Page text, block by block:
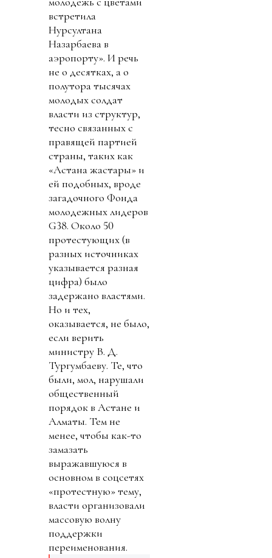
встретила
Нурсултана
Назарбаева в
аэропорту». И речь
не о десятках, а о
полутора тысячах
молодых солдат
власти из структур,
тесно связанных с
правящей партией
страны, таких как
«Астана жастары» и
ей подобных, вроде
загадочного Фонда
молодежных лидеров
G38. Около 50
протестующих (в
разных источниках
указывается разная
цифра) было
задержано властями.
Но и тех,
оказывается, не было,
если верить
министру В. Д.
Тургумбаеву. Те, что
были, мол, нарушали
общественный
порядок в Астане и
Алматы. Тем не
менее, чтобы как-то
замазать
выражавшуюся в
основном в соцсетях
«протестную» тему,
власти организовали
массовую волну
поддержки
переименования.